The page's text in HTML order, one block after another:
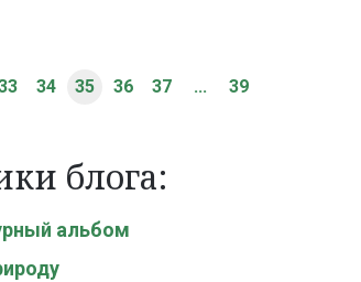
34 35 36 37 ... 39
блога:
альбом